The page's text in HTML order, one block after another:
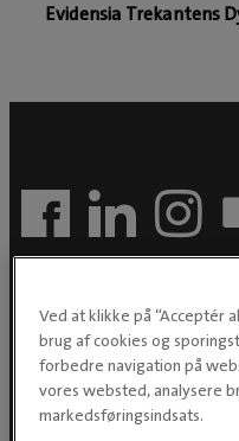
Evidensia Trekantens
Evidensia Dyrehospital
Hovedkontor
Ved at klikke på “Acceptér
brug af cookies og
forbedre navigation på
vores websted, analysere
markedsføringsindsats.